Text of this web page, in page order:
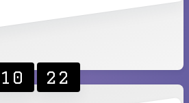
10 22